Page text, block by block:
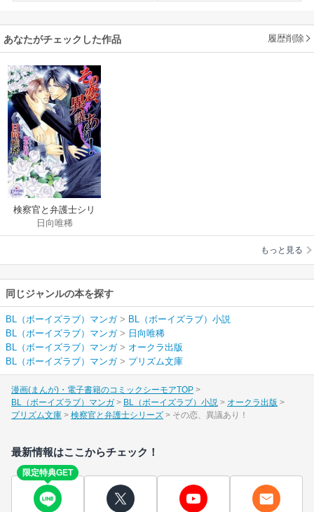
あなたがチェックした作品 履歴削除
検察官と弁護士シリ
ーズ
日向唯稀
もっと見る
同じジャンルの本を探す
BL（ボーイズラブ）マンガ> BL（ボーイズラブ）小説
BL（ボーイズラブ）マンガ> 日向唯稀
BL（ボーイズラブ）マンガ> オークラ出版
BL（ボーイズラブ）マンガ> プリズム文庫
漫画(まんが)・電子書籍のコミックシーモアTOP
BL（ボーイズラブ）マンガ
BL（ボーイズラブ）小説
オークラ出版
プリズム文庫
検察官と弁護士シリーズ その恋、異議あり！
最新情報はここからチェック！
限定特典GET